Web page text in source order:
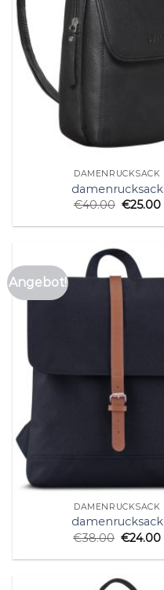
DAMENRUCKSACK
damenrucksack
€40.00 €25.00
Angebot!
DAMENRUCKSACK
damenrucksack
€38.00 €24.00